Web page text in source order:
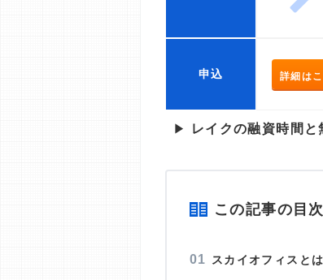
申込 詳細は
▶ レイクの融資時間
この記事の目次
スカイオフィスとは